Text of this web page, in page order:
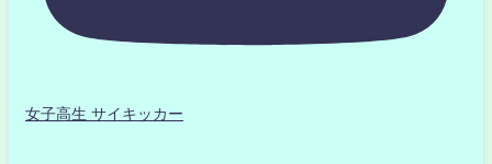
女子高生 サイキッカー